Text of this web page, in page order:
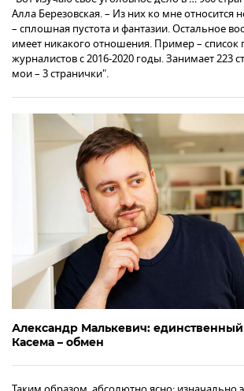
Алла Березовская. – Из них ко мне относится
– сплошная пустота и фантазии. Остальное
имеет никакого отношения. Пример – список
журналистов с 2016-2020 годы. Занимает 223
мои – 3 странички".
Александр Малькевич:
Касема – обмен